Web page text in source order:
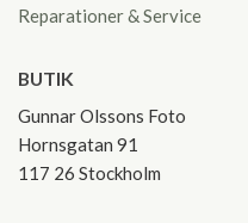
Reparationer & Service
BUTIK
Gunnar Olssons Foto
Hornsgatan 91
117 26 Stockholm